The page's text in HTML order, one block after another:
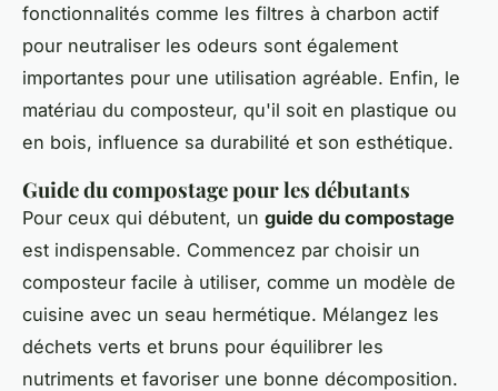
fonctionnalités comme les filtres à charbon actif
pour neutraliser les odeurs sont également
importantes pour une utilisation agréable. Enfin, le
matériau du composteur, qu'il soit en plastique ou
en bois, influence sa durabilité et son esthétique.
Guide du compostage pour les débutants
Pour ceux qui débutent, un guide du compostage
est indispensable. Commencez par choisir un
composteur facile à utiliser, comme un modèle de
cuisine avec un seau hermétique. Mélangez les
déchets verts et bruns pour équilibrer les
nutriments et favoriser une bonne décomposition.